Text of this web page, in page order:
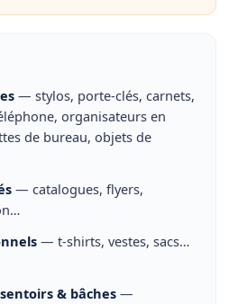
— stylos, porte-clés, carnets,
organisateurs en
de bureau, objets de
— catalogues, flyers,
— t-shirts, vestes, sacs…
& bâches —